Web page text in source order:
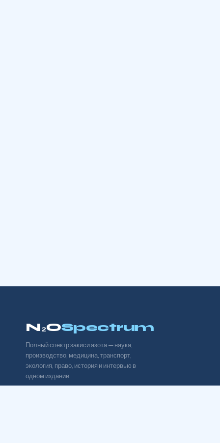
N₂OSpectrum
Полный спектр закиси азота — наука,
производство, медицина, транспорт,
экология, право, история и интервью в
одном издании.